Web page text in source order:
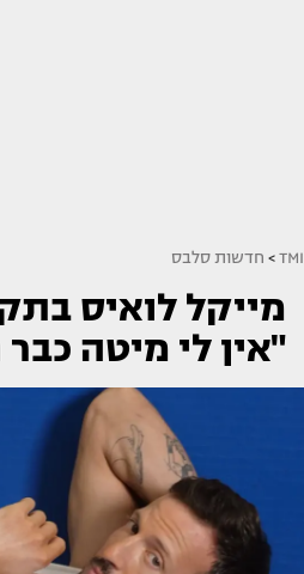
TMI
> חדשות סלבס
מייקל לואיס
"אין לי מיטה